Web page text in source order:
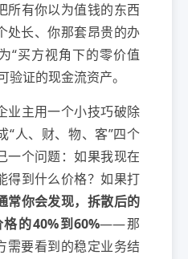
所有你以为值钱的东西
长、你那套昂贵的办
买方视角下的零价值
验证的现金流资产。
业主用一个小技巧破除
“人、财、物、客”四个
一个问题：如果我现在
得到什么价格？如果打
常你会发现，拆散后的
的40%到60%——那
需要看到的稳定业务结